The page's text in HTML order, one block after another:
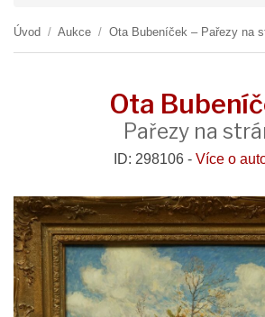
Úvod / Aukce / Ota Bubeníček – Pařezy na
Ota
Pařezy na
ID: 298106 - Více o